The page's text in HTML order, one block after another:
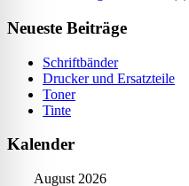
Neueste Beiträge
Schriftbänder
Drucker und Ersatzteile
Toner
Tinte
Kalender
August 2026